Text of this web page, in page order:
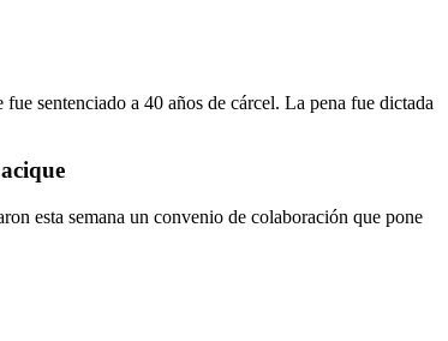
sentenciado a 40 años de cárcel. La pena fue dictada
esta semana un convenio de colaboración que pone